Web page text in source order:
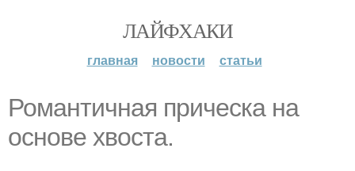
ЛАЙФХАКИ
главная новости статьи
Романтичная прическа на
основе хвоста.